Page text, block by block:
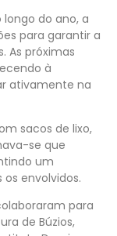
do ano, a
para garantir a
As próximas
à
ativamente na
sacos de lixo,
se que
um
envolvidos.
para
de Búzios,